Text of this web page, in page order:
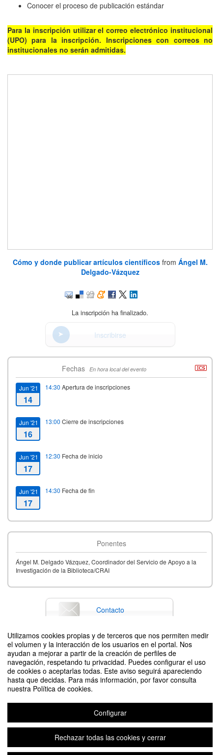
Utilizamos cookies propias y de terceros que nos permiten medir
el volumen y la interacción de los usuarios en el portal. Nos
ayudan a mejorar a partir de la creación de perfiles de
navegación, respetando tu privacidad. Puedes configurar el uso
de cookies o aceptarlas todas. Este aviso seguirá apareciendo
hasta que decidas. Para más información, por favor consulta
nuestra Política de cookies.
Configurar
Rechazar todas las cookies y cerrar
Conocer el proceso de publicación estándar
Para la inscripción utilizar el correo electrónico institucional
(UPO) para la inscripción. Inscripciones con correos no
institucionales no serán admitidas.
Cómo y donde publicar artículos científicos from Ángel M.
Delgado-Vázquez
La inscripción ha finalizado.
Inscribirse
Fechas En hora local del evento
Jun '21
14
14:30 Apertura de inscripciones
Jun '21
16
13:00 Cierre de inscripciones
Jun '21
17
12:30 Fecha de inicio
Jun '21
17
14:30 Fecha de fin
Ponentes
Ángel M. Delgado Vázquez, Coordinador del Servicio de Apoyo a la
Investigación de la Biblioteca/CRAI
Contacto
Difunde tu evento poniendo el siguiente código en tu sitio
Dónde y cómo publicar mis resultados de investigación
Organizado por Servicio de Apoyo a la Investigación de la Biblioteca/CRAI